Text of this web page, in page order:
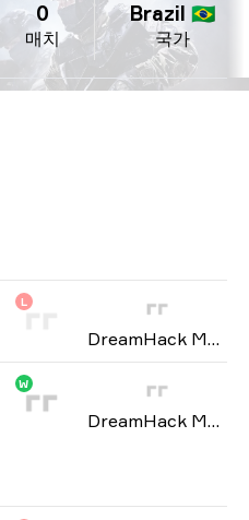
매치
0
국가
Brazil 🇧🇷
L
DreamHack Masters: North America Winter 2020
W
DreamHack Masters: North America Winter 2020